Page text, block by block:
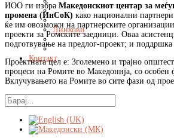
Линкови
Контакт
ИОО ги избра Македонскиот центар за
промена (ИнСоК) како национални
ќе им овозможи на партнерските
проекти за Ромските заедници. Оваа
подготвување на предлог-проект; и
Проектната цел е: Зголемено и трајно
процеси на Ромите во Македонија, со особен
Вклучувањето на Ромите во сите фази од